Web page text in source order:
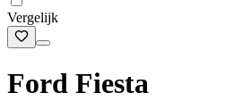
Vergelijk
Ford Fiesta